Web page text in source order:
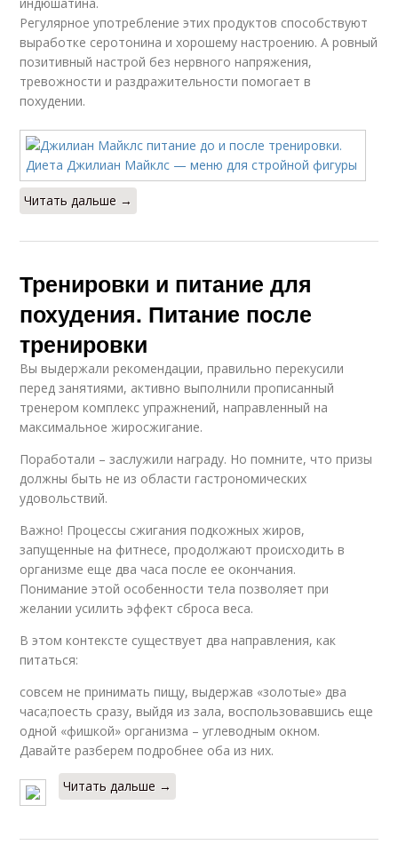
Регулярное употребление этих продуктов способствуют
выработке серотонина и хорошему настроению. А ровный
позитивный настрой без нервного напряжения,
тревожности и раздражительности помогает в
похудении.
Читать дальше →
Тренировки и питание для
похудения. Питание после
тренировки
Вы выдержали рекомендации, правильно перекусили
перед занятиями, активно выполнили прописанный
тренером комплекс упражнений, направленный на
максимальное жиросжигание.
Поработали – заслужили награду. Но помните, что призы
должны быть не из области гастрономических
удовольствий.
Важно! Процессы сжигания подкожных жиров,
запущенные на фитнесе, продолжают происходить в
организме еще два часа после ее окончания.
Понимание этой особенности тела позволяет при
желании усилить эффект сброса веса.
В этом контексте существует два направления, как
питаться:
совсем не принимать пищу, выдержав «золотые» два
часа;поесть сразу, выйдя из зала, воспользовавшись еще
одной «фишкой» организма – углеводным окном.
Давайте разберем подробнее оба из них.
Читать дальше →